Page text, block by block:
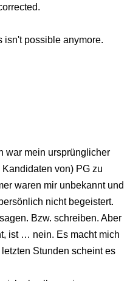
isn't possible anymore.
war mein ursprünglicher
von) PG zu
waren mir unbekannt und
nicht begeistert.
Bzw. schreiben. Aber
ist … nein. Es macht mich
Stunden scheint es